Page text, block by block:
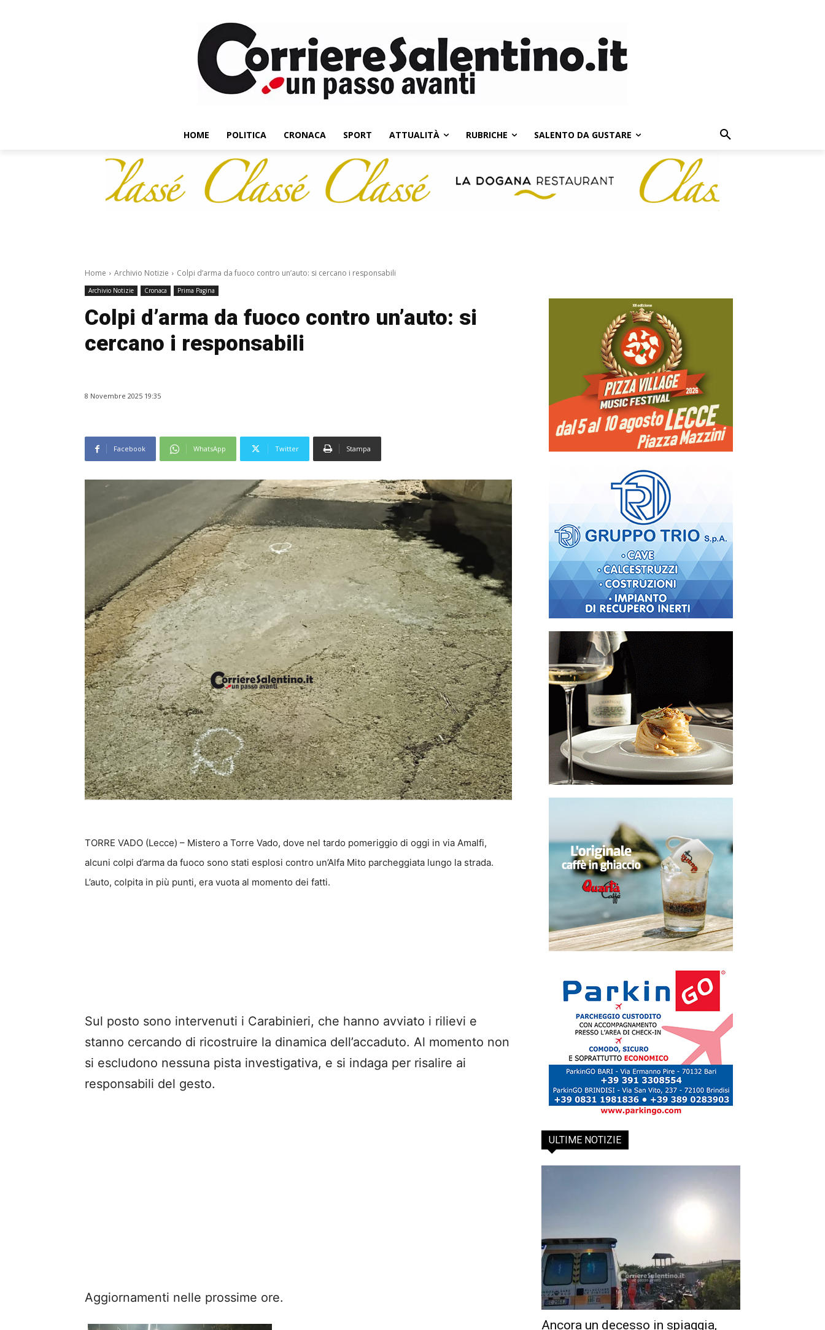
HOME POLITICA CRONACA SPORT ATTUALITÀ RUBRICHE SALENTO DA GUSTARE
Home Archivio Notizie Colpi d’arma da fuoco contro un’auto: si cercano i responsabili
Archivio Notizie Cronaca Prima Pagina
Colpi d’arma da fuoco contro un’auto: si
cercano i responsabili
8 Novembre 2025 19:35
Facebook WhatsApp Twitter Stampa
TORRE VADO (Lecce) – Mistero a Torre Vado, dove nel tardo pomeriggio di oggi in via Amalfi,
alcuni colpi d’arma da fuoco sono stati esplosi contro un’Alfa Mito parcheggiata lungo la strada.
L’auto, colpita in più punti, era vuota al momento dei fatti.
Sul posto sono intervenuti i Carabinieri, che hanno avviato i rilievi e
stanno cercando di ricostruire la dinamica dell’accaduto. Al momento non
si escludono nessuna pista investigativa, e si indaga per risalire ai
responsabili del gesto.
Aggiornamenti nelle prossime ore.
ULTIME NOTIZIE
Ancora un decesso in spiaggia,